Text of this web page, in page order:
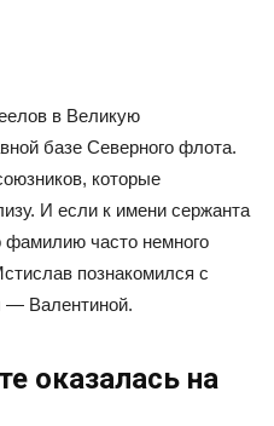
в Великую
базе Северного флота.
которые
И если к имени сержанта
часто немного
познакомился с
Валентиной.
оказалась на